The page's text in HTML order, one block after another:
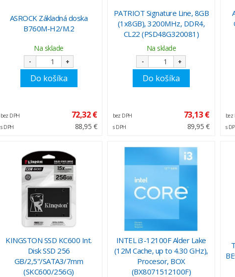
ASROCK Základná doska
B760M-H2/M.2
Na sklade
- +
Do košíka
bez DPH 72,32 €
s DPH 88,95 €
PATRIOT Signature Line, 8GB
(1x8GB), 3200MHz, DDR4,
CL22 (PSD48G320081)
Na sklade
- +
Do košíka
bez DPH 73,13 €
s DPH 89,95 €
bez
s
KINGSTON SSD KC600 Int.
Disk SSD 256
GB/2,5"/SATA3/7mm
(SKC600/256G)
INTEL i3-12100F Alder Lake
(12M Cache, up to 4.30 GHz),
Procesor, BOX
(BX8071512100F)